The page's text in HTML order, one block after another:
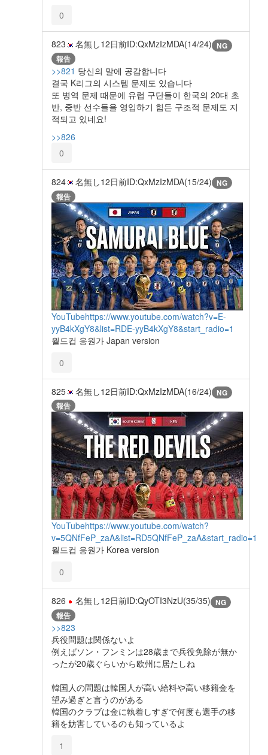
0
823 名無し12日前ID:QxMzIzMDA(14/24) NG
報告
>>821 당신의 말에 공감합니다
결국 K리그의 시스템 문제도 있습니다
또 병역 문제 때문에 유럽 구단들이 한국의 20대 초
반, 중반 선수들을 영입하기 힘든 구조적 문제도 지
적되고 있네요!
>>826
0
824 名無し12日前ID:QxMzIzMDA(15/24) NG
報告
YouTubehttps://www.youtube.com/watch?v=E-
yyB4kXgY8&list=RDE-yyB4kXgY8&start_radio=1
월드컵 응원가 Japan version
0
825 名無し12日前ID:QxMzIzMDA(16/24) NG
報告
YouTubehttps://www.youtube.com/watch?
v=5QNfFeP_zaA&list=RD5QNfFeP_zaA&start_radio=1
월드컵 응원가 Korea version
0
826 名無し12日前ID:QyOTI3NzU(35/35) NG
報告
>>823
兵役問題は関係ないよ
例えばソン・フンミンは28歳まで兵役免除が無か
ったが20歳ぐらいから欧州に居たしね
韓国人の問題は韓国人が高い給料や高い移籍金を
望み過ぎと言うのがある
韓国のクラブは金に執着しすぎで何度も選手の移
籍を妨害しているのも知っているよ
1